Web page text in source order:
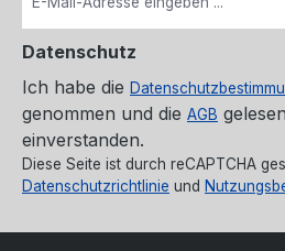
Datenschutz
Ich habe die
genommen und die AGB
einverstanden.
Diese Seite ist durch reCAPTCHA
Datenschutzrichtlinie und